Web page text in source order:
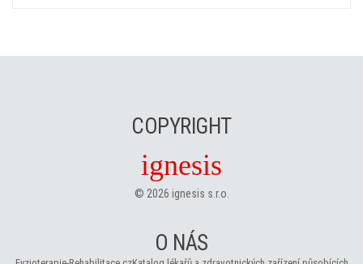
COPYRIGHT
ignesis
© 2026 ignesis s.r.o.
O NÁS